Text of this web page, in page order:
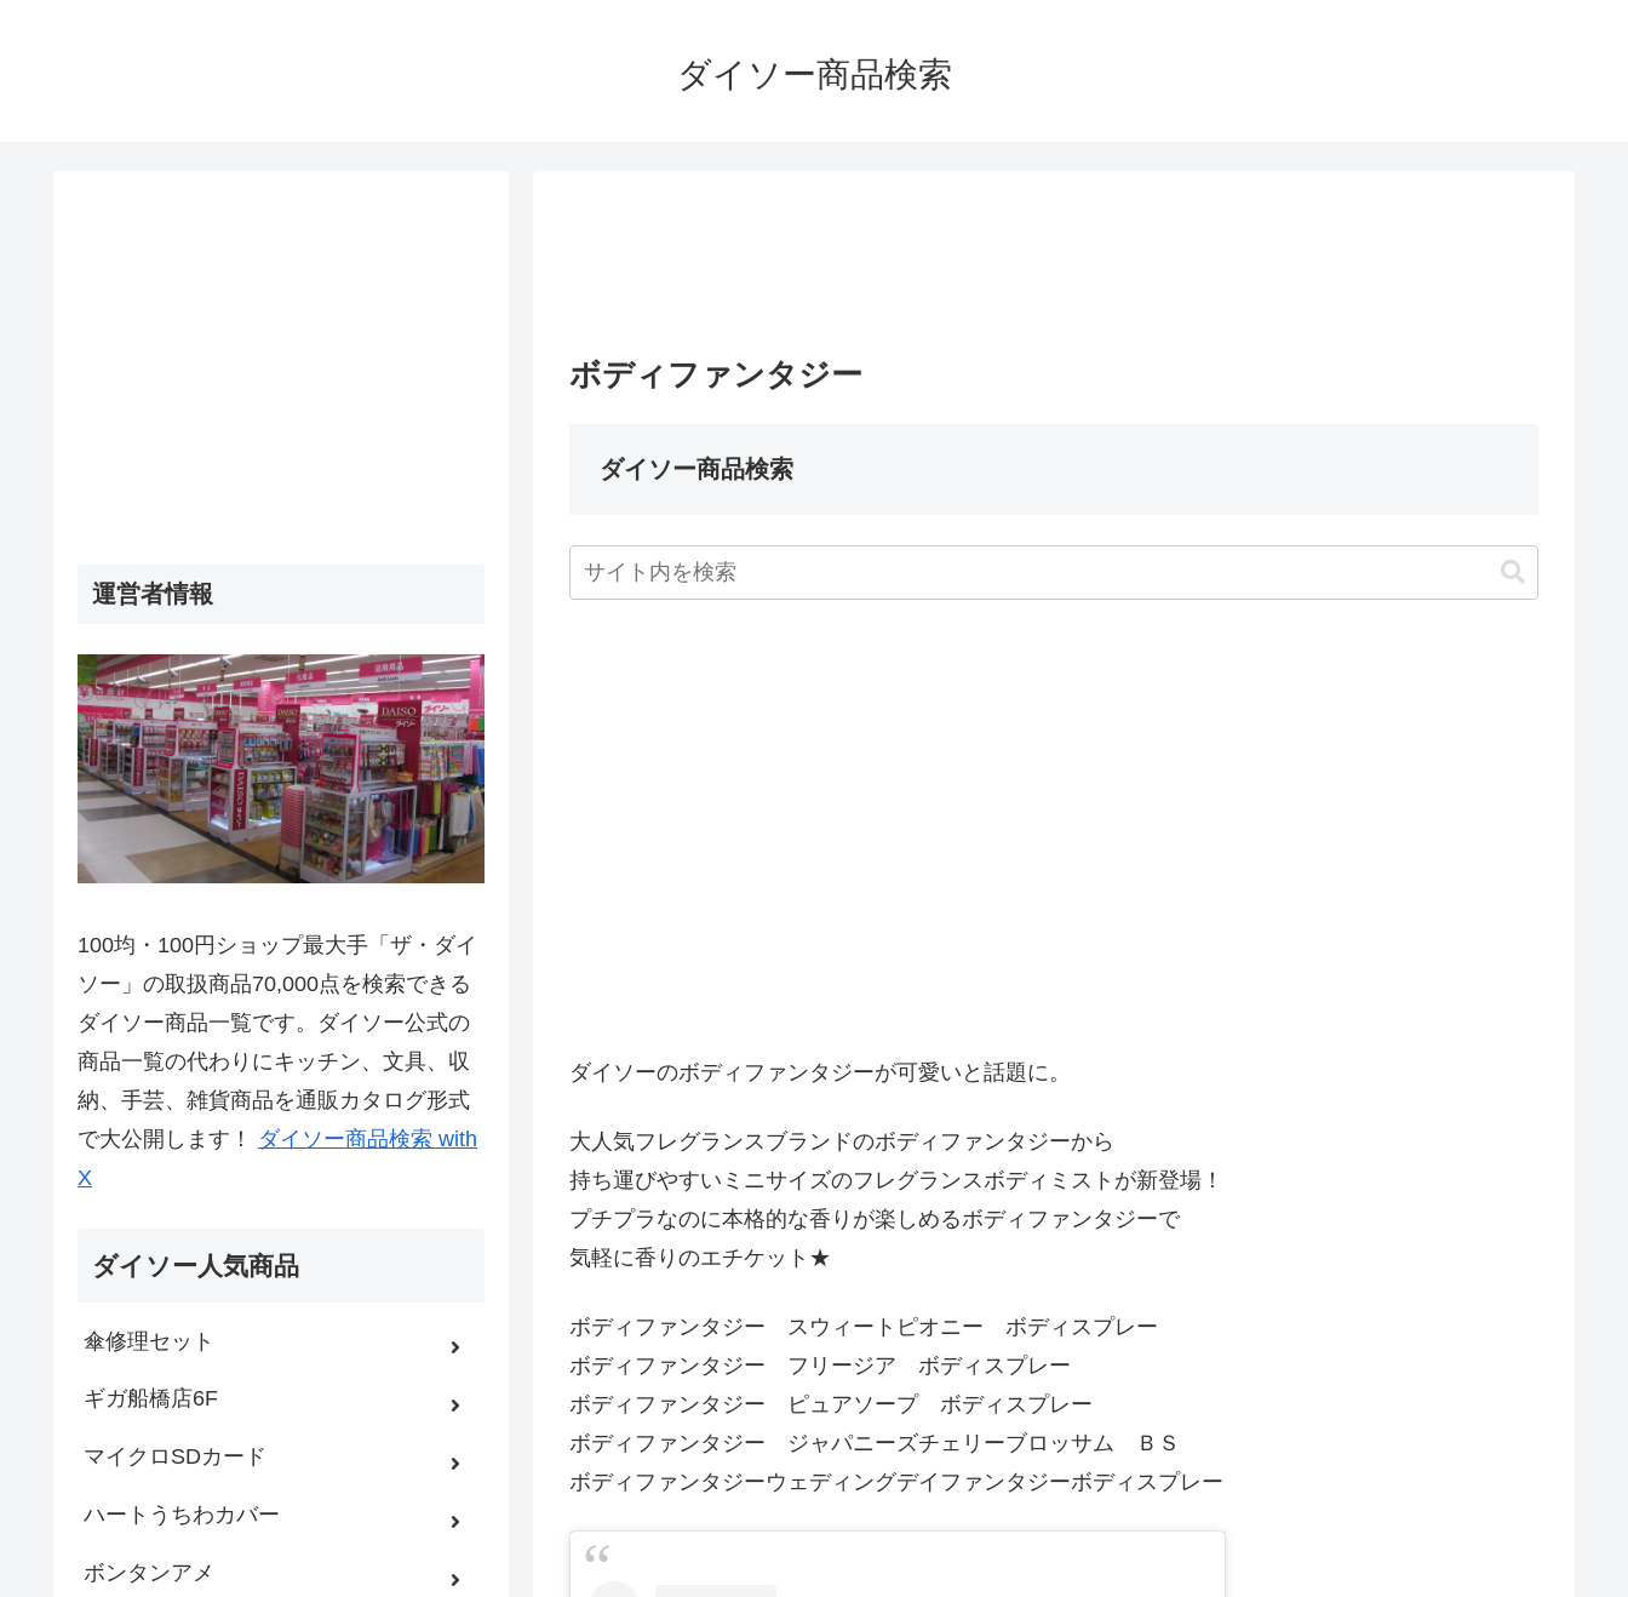
ダイソー商品検索
ボディファンタジー
ダイソー商品検索
ダイソーのボディファンタジーが可愛いと話題に。
大人気フレグランスブランドのボディファンタジーから
持ち運びやすいミニサイズのフレグランスボディミストが新登場！
プチプラなのに本格的な香りが楽しめるボディファンタジーで
気軽に香りのエチケット★
ボディファンタジー スウィートピオニー ボディスプレー
ボディファンタジー フリージア ボディスプレー
ボディファンタジー ピュアソープ ボディスプレー
ボディファンタジー ジャパニーズチェリーブロッサム ＢＳ
ボディファンタジーウェディングデイファンタジーボディスプレー
運営者情報
100均・100円ショップ最大手「ザ・ダイ
ソー」の取扱商品70,000点を検索できる
ダイソー商品一覧です。ダイソー公式の
商品一覧の代わりにキッチン、文具、収
納、手芸、雑貨商品を通販カタログ形式
で大公開します！ ダイソー商品検索 with
X
ダイソー人気商品
傘修理セット
ギガ船橋店6F
マイクロSDカード
ハートうちわカバー
ボンタンアメ